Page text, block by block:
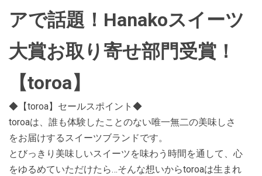
アで話題！Hanakoスイーツ
大賞お取り寄せ部門受賞！
【toroa】
◆【toroa】セールスポイント◆
toroaは、誰も体験したことのない唯一無二の美味しさ
をお届けするスイーツブランドです。
とびっきり美味しいスイーツを味わう時間を通して、心
をゆるめていただけたら…そんな想いからtoroaは生まれ